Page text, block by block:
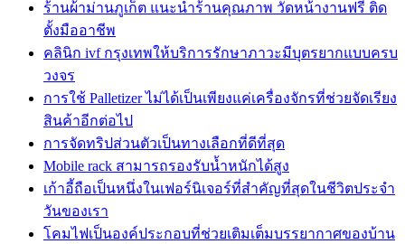
ร้านผ้าม่านภูเก็ต แนะนำร้านคุณภาพ วัดหน้างานฟรี ติด
ตั้งมืออาชีพ
คลินิก ivf กรุงเทพให้บริการรักษาภาวะมีบุตรยากแบบครบ
วงจร
การใช้ Palletizer ไม่ได้เป็นเพียงแค่เครื่องจักรที่ช่วยจัดเรียง
สินค้าอีกต่อไป
การจัดทริปส่วนตัวเป็นทางเลือกที่ดีที่สุด
Mobile rack สามารถรองรับน้ำหนักได้สูง
เก้าอี้ถือเป็นหนึ่งในเฟอร์นิเจอร์ที่สำคัญที่สุดในชีวิตประจำ
วันของเรา
โคมไฟเป็นองค์ประกอบที่ช่วยเติมเต็มบรรยากาศของบ้าน